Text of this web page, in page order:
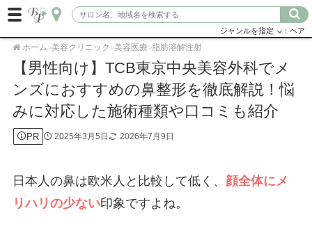
ジャンルを指定 ：ヘア
ホーム>美容クリニック >美容医療>脂肪溶解注射
【男性向け】TCB東京中央美容外科でメ
ンズにおすすめの鼻整形を徹底解説！悩
みに対応した施術種類や口コミも紹介
PR 2025年3月5日 2026年7月9日
日本人の鼻は欧米人と比較して低く、 顔全体にメ
リハリの少ない印象ですよね。